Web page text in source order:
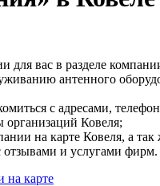
для вас в разделе
антенного
с адресами,
Ковеля;
на карте Ковеля, а так
отзывами и услугами фирм.
на карте